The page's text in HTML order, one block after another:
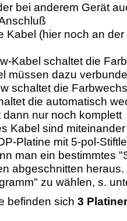
bei anderem Gerät
Kabel (hier noch an
Kabel schaltet die
müssen dazu
schaltet die
die automatisch
nur noch komplett
Kabel sind
Platine mit 5-pol-
man ein bestimmtes
abgeschnitten
zu wählen, s.
befinden sich 3